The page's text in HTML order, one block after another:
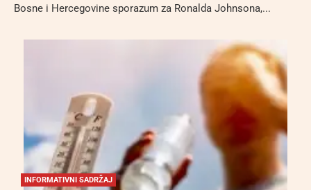
Bosne i Hercegovine sporazum za Ronalda Johnsona,...
INFORMATIVNI SADRŽAJ